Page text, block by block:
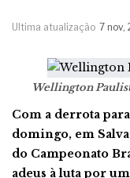
Ultima atualização 7 nov,
Wellington
Com a derrota
domingo, em
do Campeonato
adeus à luta por